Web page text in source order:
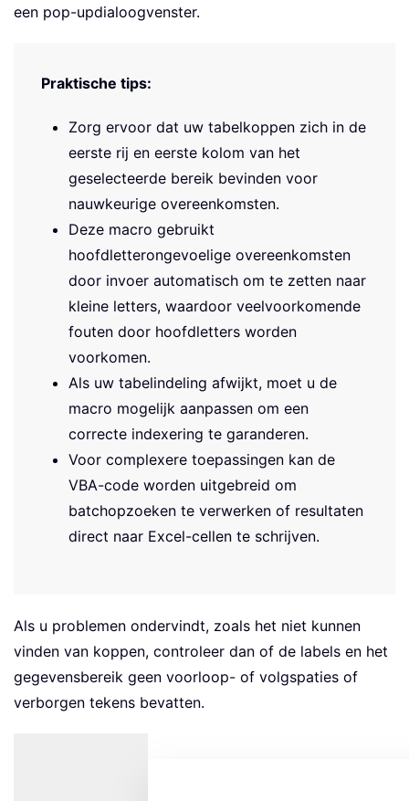
een pop-updialoogvenster.
Praktische tips:
Zorg ervoor dat uw tabelkoppen zich in de
eerste rij en eerste kolom van het
geselecteerde bereik bevinden voor
nauwkeurige overeenkomsten.
Deze macro gebruikt
hoofdletterongevoelige overeenkomsten
door invoer automatisch om te zetten naar
kleine letters, waardoor veelvoorkomende
fouten door hoofdletters worden
voorkomen.
Als uw tabelindeling afwijkt, moet u de
macro mogelijk aanpassen om een
correcte indexering te garanderen.
Voor complexere toepassingen kan de
VBA-code worden uitgebreid om
batchopzoeken te verwerken of resultaten
direct naar Excel-cellen te schrijven.
Als u problemen ondervindt, zoals het niet kunnen
vinden van koppen, controleer dan of de labels en het
gegevensbereik geen voorloop- of volgspaties of
verborgen tekens bevatten.